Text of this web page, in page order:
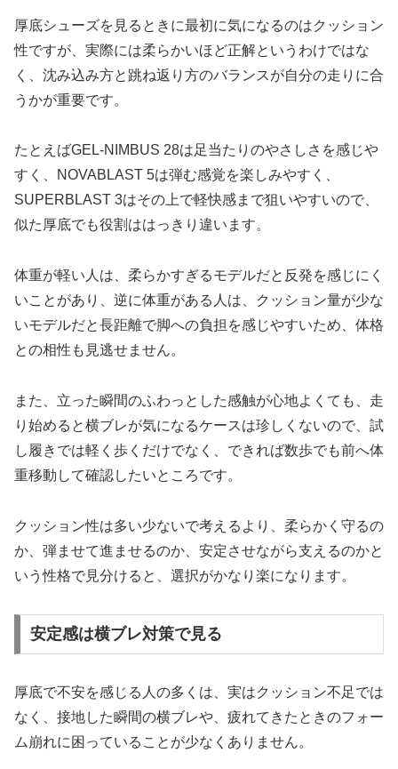
厚底シューズを見るときに最初に気になるのはクッション
性ですが、実際には柔らかいほど正解というわけではな
く、沈み込み方と跳ね返り方のバランスが自分の走りに合
うかが重要です。
たとえばGEL-NIMBUS 28は足当たりのやさしさを感じや
すく、NOVABLAST 5は弾む感覚を楽しみやすく、
SUPERBLAST 3はその上で軽快感まで狙いやすいので、
似た厚底でも役割ははっきり違います。
体重が軽い人は、柔らかすぎるモデルだと反発を感じにく
いことがあり、逆に体重がある人は、クッション量が少な
いモデルだと長距離で脚への負担を感じやすいため、体格
との相性も見逃せません。
また、立った瞬間のふわっとした感触が心地よくても、走
り始めると横ブレが気になるケースは珍しくないので、試
し履きでは軽く歩くだけでなく、できれば数歩でも前へ体
重移動して確認したいところです。
クッション性は多い少ないで考えるより、柔らかく守るの
か、弾ませて進ませるのか、安定させながら支えるのかと
いう性格で見分けると、選択がかなり楽になります。
安定感は横ブレ対策で見る
厚底で不安を感じる人の多くは、実はクッション不足では
なく、接地した瞬間の横ブレや、疲れてきたときのフォー
ム崩れに困っていることが少なくありません。